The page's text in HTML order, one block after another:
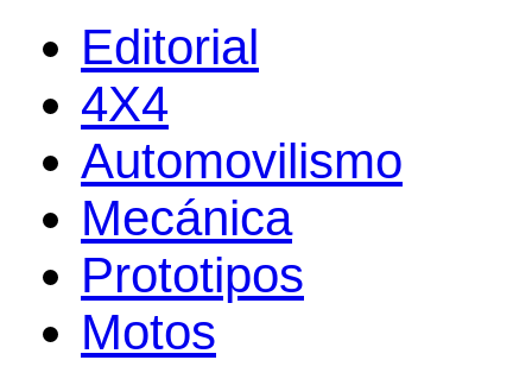
Editorial
4X4
Automovilismo
Mecánica
Prototipos
Motos